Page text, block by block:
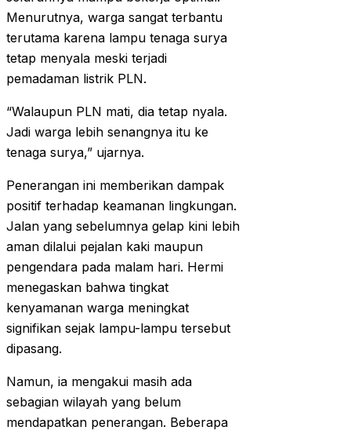
Menurutnya, warga sangat terbantu
terutama karena lampu tenaga surya
tetap menyala meski terjadi
pemadaman listrik PLN.
“Walaupun PLN mati, dia tetap nyala.
Jadi warga lebih senangnya itu ke
tenaga surya,” ujarnya.
Penerangan ini memberikan dampak
positif terhadap keamanan lingkungan.
Jalan yang sebelumnya gelap kini lebih
aman dilalui pejalan kaki maupun
pengendara pada malam hari. Hermi
menegaskan bahwa tingkat
kenyamanan warga meningkat
signifikan sejak lampu-lampu tersebut
dipasang.
Namun, ia mengakui masih ada
sebagian wilayah yang belum
mendapatkan penerangan. Beberapa